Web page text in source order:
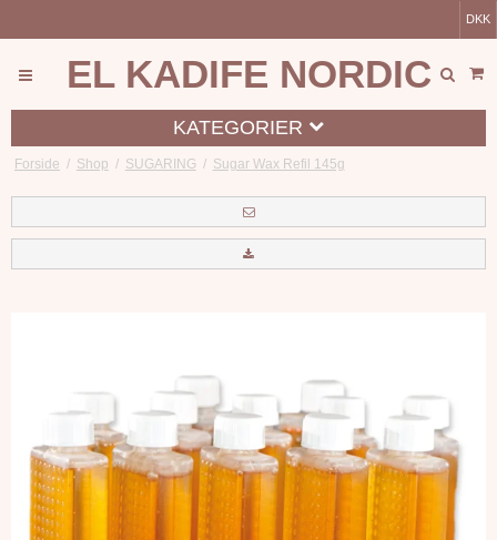
DKK
EL KADIFE NORDIC
KATEGORIER
Forside / Shop / SUGARING / Sugar Wax Refil 145g